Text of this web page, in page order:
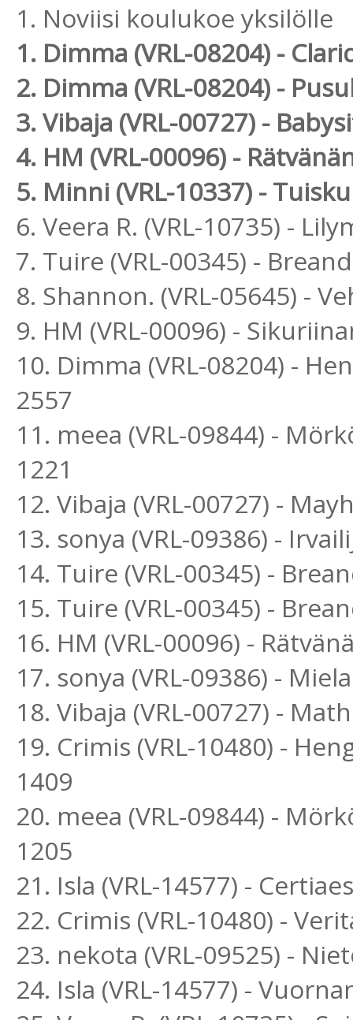
1. Noviisi koulukoe yksilölle
1. Dimma (VRL-08204) -
2. Dimma (VRL-08204) -
3. Vibaja (VRL-00727) -
4. HM (VRL-00096) -
5. Minni (VRL-10337) -
6. Veera R. (VRL-10735) -
7. Tuire (VRL-00345) -
8. Shannon. (VRL-05645) -
9. HM (VRL-00096) -
10. Dimma (VRL-08204) -
2557
11. meea (VRL-09844) -
1221
12. Vibaja (VRL-00727) -
13. sonya (VRL-09386) -
14. Tuire (VRL-00345) -
15. Tuire (VRL-00345) -
16. HM (VRL-00096) -
17. sonya (VRL-09386) -
18. Vibaja (VRL-00727) -
19. Crimis (VRL-10480) -
1409
20. meea (VRL-09844) -
1205
21. Isla (VRL-14577) -
22. Crimis (VRL-10480) -
23. nekota (VRL-09525) -
24. Isla (VRL-14577) -